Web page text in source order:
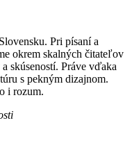
Pri písaní a
okrem skalných čitateľov
skúseností. Práve vďaka
s pekným dizajnom.
i rozum.